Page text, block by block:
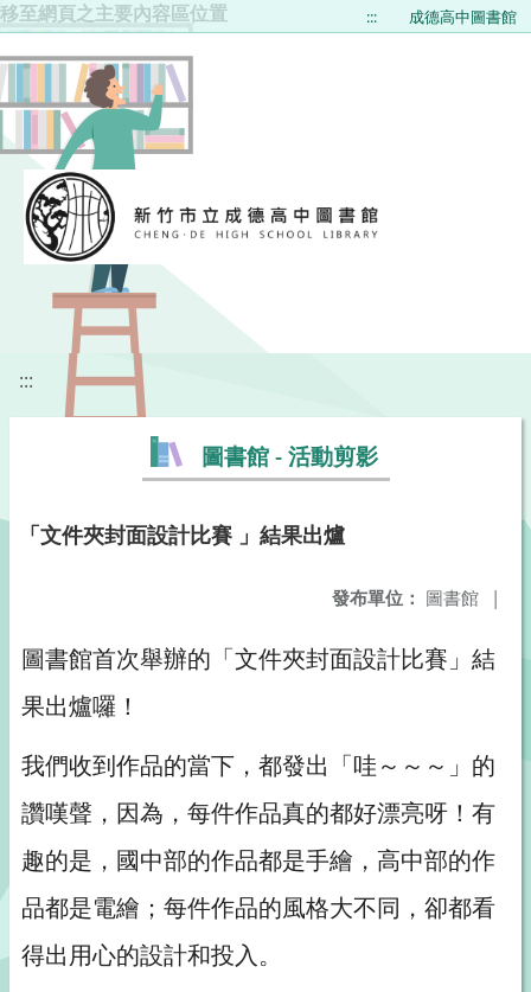
移至網頁之主要內容區位置 ::: 成德高中圖書館
:::
圖書館 - 活動剪影
「文件夾封面設計比賽 」結果出爐
發布單位： 圖書館 |
圖書館首次舉辦的「文件夾封面設計比賽」結
果出爐囉！
我們收到作品的當下，都發出「哇～～～」的
讚嘆聲，因為，每件作品真的都好漂亮呀！有
趣的是，國中部的作品都是手繪，高中部的作
品都是電繪；每件作品的風格大不同，卻都看
得出用心的設計和投入。